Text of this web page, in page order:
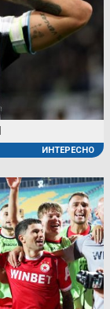
ИНТЕРЕСНО